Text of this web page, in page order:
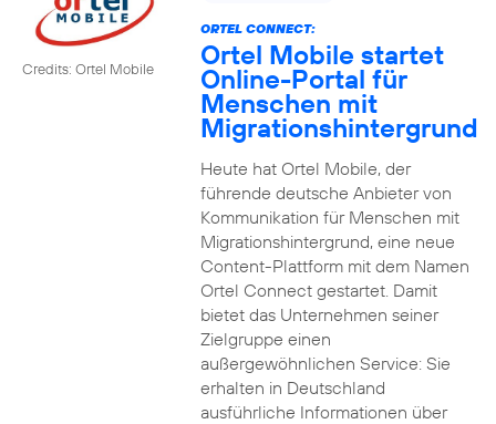
Credits: Ortel Mobile
ORTEL CONNECT:
Ortel Mobile startet
Online-Portal für
Menschen mit
Migrationshintergrund
Heute hat Ortel Mobile, der
führende deutsche Anbieter von
Kommunikation für Menschen mit
Migrationshintergrund, eine neue
Content-Plattform mit dem Namen
Ortel Connect gestartet. Damit
bietet das Unternehmen seiner
Zielgruppe einen
außergewöhnlichen Service: Sie
erhalten in Deutschland
ausführliche Informationen über